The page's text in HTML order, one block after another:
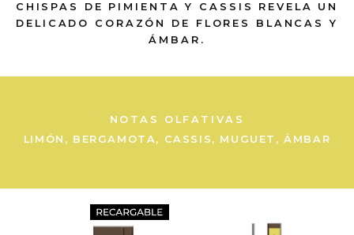
CHISPAS DE PIMIENTA Y CASSIS REVELA UN
DELICADO CORAZÓN DE FLORES BLANCAS Y
ÁMBAR.
NOTAS OLFATIVAS
LIMÓN, BERGAMOTA, CASSIS, MUGUET, ÁMBAR